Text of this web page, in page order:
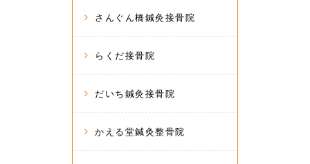
さんぐん橋鍼灸接骨院
らくだ接骨院
だいち鍼灸接骨院
かえる堂鍼灸整骨院